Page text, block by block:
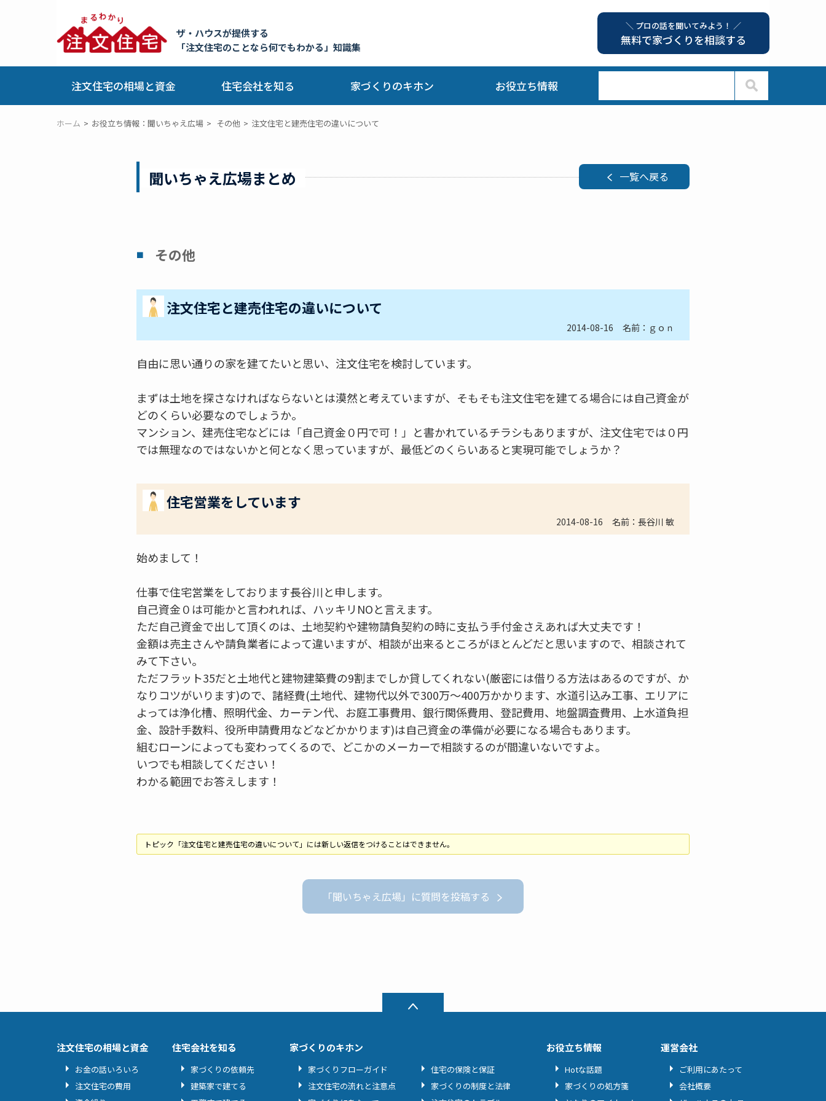
ザ・ハウスが提供する
「注文住宅のことなら何でもわかる」知識集
＼ プロの話を聞いてみよう！ ／
無料で家づくりを相談する
注文住宅の相場と資金 住宅会社を知る 家づくりのキホン お役立ち情報
ホーム お役立ち情報：聞いちゃえ広場 その他 注文住宅と建売住宅の違いについて
聞いちゃえ広場まとめ 一覧へ戻る
その他
注文住宅と建売住宅の違いについて
2014-08-16 名前：ｇｏｎ
自由に思い通りの家を建てたいと思い、注文住宅を検討しています。
まずは土地を探さなければならないとは漠然と考えていますが、そもそも注文住宅を建てる場合には自己資金が
どのくらい必要なのでしょうか。
マンション、建売住宅などには「自己資金０円で可！」と書かれているチラシもありますが、注文住宅では０円
では無理なのではないかと何となく思っていますが、最低どのくらいあると実現可能でしょうか？
住宅営業をしています
2014-08-16 名前：長谷川 敏
始めまして！
仕事で住宅営業をしております長谷川と申します。
自己資金０は可能かと言われれば、ハッキリNOと言えます。
ただ自己資金で出して頂くのは、土地契約や建物請負契約の時に支払う手付金さえあれば大丈夫です！
金額は売主さんや請負業者によって違いますが、相談が出来るところがほとんどだと思いますので、相談されて
みて下さい。
ただフラット35だと土地代と建物建築費の9割までしか貸してくれない(厳密には借りる方法はあるのですが、か
なりコツがいります)ので、諸経費(土地代、建物代以外で300万〜400万かかります、水道引込み工事、エリアに
よっては浄化槽、照明代金、カーテン代、お庭工事費用、銀行関係費用、登記費用、地盤調査費用、上水道負担
金、設計手数料、役所申請費用などなどかかります)は自己資金の準備が必要になる場合もあります。
組むローンによっても変わってくるので、どこかのメーカーで相談するのが間違いないですよ。
いつでも相談してください！
わかる範囲でお答えします！
トピック「注文住宅と建売住宅の違いについて」には新しい返信をつけることはできません。
「聞いちゃえ広場」に質問を投稿する
注文住宅の相場と資金
お金の話いろいろ
注文住宅の費用
住宅会社を知る
家づくりの依頼先
建築家で建てる
家づくりのキホン
家づくりフローガイド
注文住宅の流れと注意点
住宅の保険と保証
家づくりの制度と法律
お役立ち情報
Hotな話題
家づくりの処方箋
運営会社
ご利用にあたって
会社概要